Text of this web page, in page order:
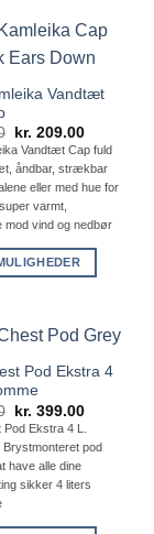
Vandtæt
Den
oprindelige
pris
var:
kr. 299.00.
kr. 209.00Den
aktuelle
pris
er:
kr.
Vandtæt Cap fuld
åndbar, strækbar
eller med hue for
varmt,
mod vind og nedbør
Pod Ekstra 4
Den
oprindelige
var:
kr. 499.00.
kr. 399.00Den
er:
Ekstra 4 L.
Brystmonteret pod
have alle dine
sikker 4 liters